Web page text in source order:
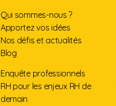
Qui sommes-nous ?
Apportez vos idées
Nos défis et actualités
Blog
Enquête professionnels
RH pour les enjeux RH de
demain